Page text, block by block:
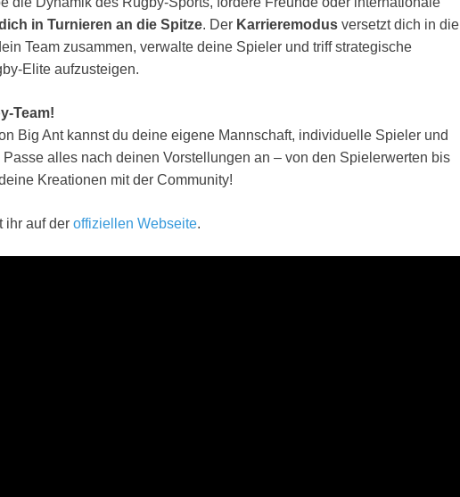
in Turnieren an die Spitze. Der Karrieremodus versetzt dich in die
Team zusammen, verwalte deine Spieler und triff strategische
Elite aufzusteigen.
Team!
Big Ant kannst du deine eigene Mannschaft, individuelle Spieler und
alles nach deinen Vorstellungen an – von den Spielerwerten bis
Kreationen mit der Community!
ihr auf der offiziellen Webseite.